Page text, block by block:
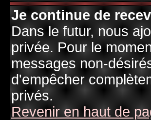
Je continue de
Dans le futur, nous
privée. Pour le
messages non-
d'empêcher
privés.
Revenir en haut de